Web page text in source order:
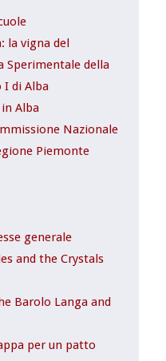
la vigna del
Sperimentale della
I di Alba
in Alba
Nazionale
Piemonte
generale
and the Crystals
Barolo Langa and
per un patto